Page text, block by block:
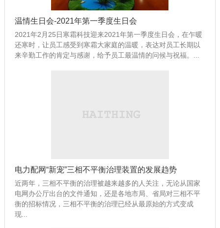
温情生日会-2021年第一季度生日会
2021年2月25日寒霜科技迎来2021年第一季度生日会，在乍暖
还寒时，让员工感受到寒霜大家庭的温暖，表达对员工长期以
来辛勤工作的肯定与感谢，给予员工最温情的问候与祝福。...
电力配网“新宠”三相不平衡治理装置的发展趋势
近两年，三相不平衡的治理被越来越多的人关注，无论从国家
电网办公厅出台的文件通知，还是各地市局、省局对三相不平
衡的招标情况，三相不平衡的治理已经从最原始的方式变成
现...